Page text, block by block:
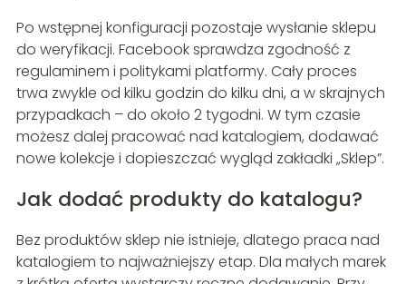
Po wstępnej konfiguracji pozostaje wysłanie sklepu
do weryfikacji. Facebook sprawdza zgodność z
regulaminem i politykami platformy. Cały proces
trwa zwykle od kilku godzin do kilku dni, a w skrajnych
przypadkach – do około 2 tygodni. W tym czasie
możesz dalej pracować nad katalogiem, dodawać
nowe kolekcje i dopieszczać wygląd zakładki „Sklep”.
Jak dodać produkty do katalogu?
Bez produktów sklep nie istnieje, dlatego praca nad
katalogiem to najważniejszy etap. Dla małych marek